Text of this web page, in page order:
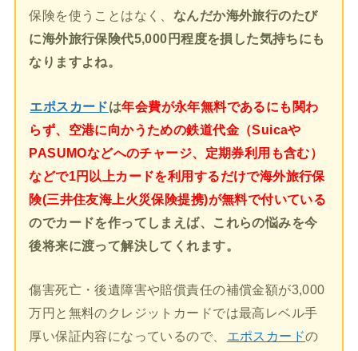
保険を使うことはなく、 なんだか海外旅行のたび
に海外旅行保険代5,000円程度を損した気持ちにも
なりますよね。
エポスカードは年会費が永年無料であるにも関わ
らず、空港に向かうための鉄道代金（Suicaや
PASUMOなどへのチャージ、定期券利用も含む）
などで1円以上カードを利用するだけで海外旅行保
険(三井住友海上火災保険提携)が無料で付いている
のでカードを作ってしまえば、これらの悩みを今
後将来に渡って解決してくれます。
傷害死亡・後遺障害や賠償責任の補償金額が3,000
万円と無料のクレジットカードでは最高レベル手
厚い保証内容になっているので、
エポスカードの